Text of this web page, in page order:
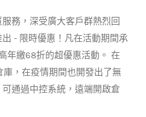
務，深受廣大客戶群熱烈回
- 限時優惠！凡在活動期間承
年繳68折的超優惠活動。 在
，在疫情期間也開發出了無
通過中控系統，遠端開啟倉